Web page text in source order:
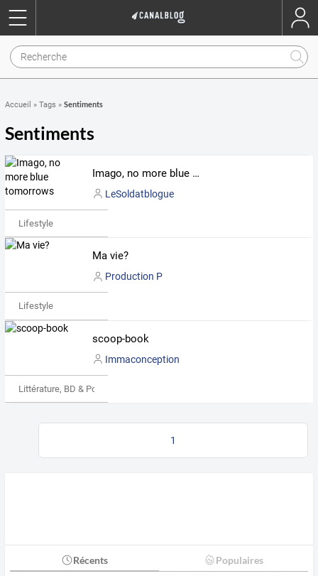
Accueil » Tags » Sentiments
Sentiments
Imago, no more blue tomorrows
LeSoldatblogue
Lifestyle
Ma vie?
Production P
Lifestyle
scoop-book
Immaconception
Littérature, BD & Poésie
1
Récents Populaires